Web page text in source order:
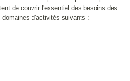
de couvrir l'essentiel des besoins des
d'activités suivants :